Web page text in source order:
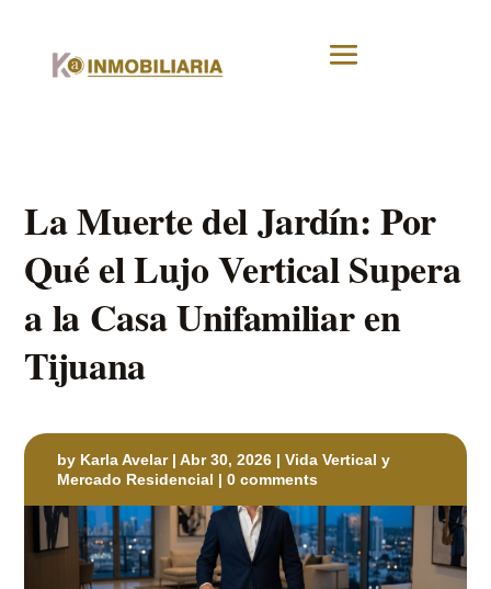
La Muerte del Jardín: Por
Qué el Lujo Vertical Supera
a la Casa Unifamiliar en
Tijuana
by Karla Avelar|Abr 30, 2026 |Vida Vertical y
Mercado Residencial |0 comments